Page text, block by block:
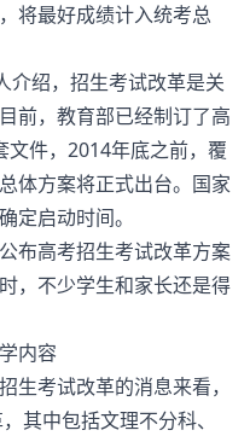
将最好成绩计入统考总
绍，招生考试改革是关
前，教育部已经制订了高
件，2014年底之前，覆
体方案将正式出台。国家
定启动时间。
高考招生考试改革方案
，不少学生和家长还是得
内容
考试改革的消息来看，
其中包括文理不分科、